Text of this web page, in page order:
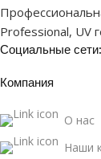
Professional, UV
Социальные сети:
Компания
О нас
Наши